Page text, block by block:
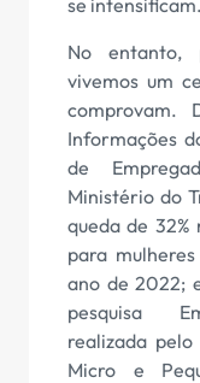
se intensificam.
No entanto,
vivemos um
comprovam.
Informações
de
Ministério do
queda de
para
ano de 2022;
pesquisa
realizada
Micro e